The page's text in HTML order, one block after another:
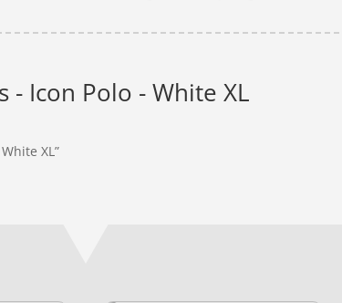
Icon Polo - White XL
XL”